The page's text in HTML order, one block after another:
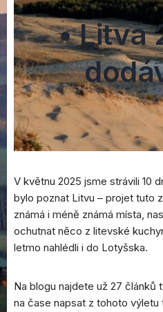
•Litva
V květnu 2025 jsme strávili 10
bylo poznat Litvu – projet tuto
známá i méně známá místa,
ochutnat něco z litevské
letmo nahlédli i do Lotyšska.
Na blogu najdete už 27 článků
na čase napsat z tohoto